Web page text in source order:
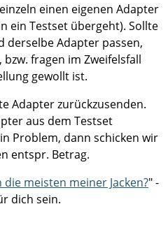
einen eigenen Adapter
ein Testset übergeht). Sollte
derselbe Adapter passen,
fragen im Zweifelsfall
gewollt ist.
Adapter zurückzusenden.
aus dem Testset
Problem, dann schicken wir
entspr. Betrag.
meisten meiner Jacken?" -
dich sein.